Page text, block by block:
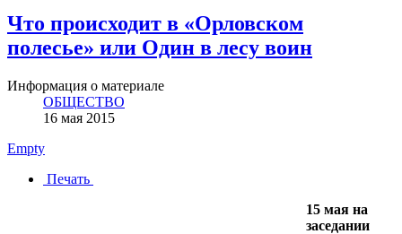
Что происходит в «Орловском
полесье» или Один в лесу воин
Информация о материале
ОБЩЕСТВО
16 мая 2015
Empty
Печать
15 мая на
заседании